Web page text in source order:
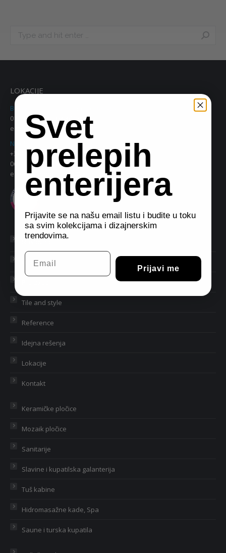
Search:
LOKACIJE
Bulevar Vudroa Vilsona 8a, Beograd
011 38 09 543, 063 342 956
e.mail:eurodom2@gmail.com
Nikole Grulovića 71e, Beograd
+381 11 34 74 713, 30 46 463
063/330833, 063/342849
e.mail:eurodom.hala@gmail.com
O nama
Tile and style
Reference
Idejna rešenja
Lokacije
Kontakt
Keramičke pločice
Mozaik pločice
Sanitarije
Slavine i kupatilska galanterija
Tuš kabine
Hidromasažne kade, Spa
Saune i turska kupatila
Svet
prelepih
enterijera
Prijavite se na našu email listu i budite u toku
sa svim kolekcijama i dizajnerskim
trendovima.
Email
Prijavi me